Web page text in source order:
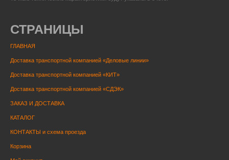
СТРАНИЦЫ
ГЛАВНАЯ
Доставка транспортной компанией «Деловые линии»
Доставка транспортной компанией «КИТ»
Доставка транспортной компанией «СДЭК»
ЗАКАЗ И ДОСТАВКА
КАТАЛОГ
КОНТАКТЫ и схема проезда
Корзина